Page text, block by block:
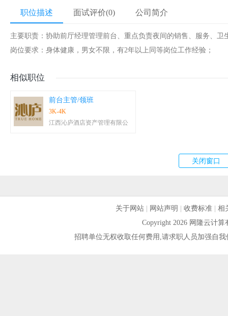
职位描述 面试评价(0) 公司简介
主要职责：协助前厅经理管理前台、重点负责夜间的销售、服务、
岗位要求：身体健康，男女不限，有2年以上同等岗位工作经验；
相似职位
前台主管/领班
3K-4K
江西沁庐酒店资产管理有限公
关于网站 网站声明 |收费标准 |相
Copyright 2026 网隆云计
招聘单位无权收取任何费用,请求职人员加强自